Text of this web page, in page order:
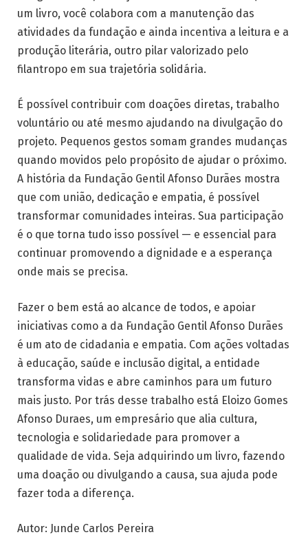
um livro, você colabora com a manutenção das
atividades da fundação e ainda incentiva a leitura e a
produção literária, outro pilar valorizado pelo
filantropo em sua trajetória solidária.
É possível contribuir com doações diretas, trabalho
voluntário ou até mesmo ajudando na divulgação do
projeto. Pequenos gestos somam grandes mudanças
quando movidos pelo propósito de ajudar o próximo.
A história da Fundação Gentil Afonso Durães mostra
que com união, dedicação e empatia, é possível
transformar comunidades inteiras. Sua participação
é o que torna tudo isso possível — e essencial para
continuar promovendo a dignidade e a esperança
onde mais se precisa.
Fazer o bem está ao alcance de todos, e apoiar
iniciativas como a da Fundação Gentil Afonso Durães
é um ato de cidadania e empatia. Com ações voltadas
à educação, saúde e inclusão digital, a entidade
transforma vidas e abre caminhos para um futuro
mais justo. Por trás desse trabalho está Eloizo Gomes
Afonso Duraes, um empresário que alia cultura,
tecnologia e solidariedade para promover a
qualidade de vida. Seja adquirindo um livro, fazendo
uma doação ou divulgando a causa, sua ajuda pode
fazer toda a diferença.
Autor: Junde Carlos Pereira